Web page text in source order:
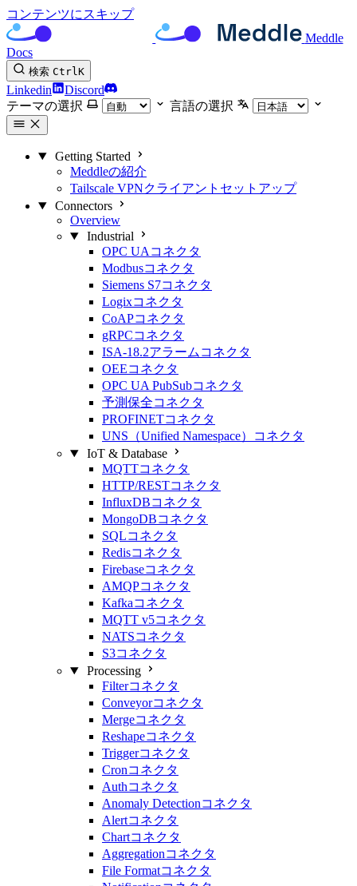
コンテンツにスキップ
Meddle
Docs
検索 CtrlK
Linkedin
Discord
テーマの選択
言語の選択
Getting Started
Meddleの紹介
Tailscale VPNクライアントセットアップ
Connectors
Overview
Industrial
OPC UAコネクタ
Modbusコネクタ
Siemens S7コネクタ
Logixコネクタ
CoAPコネクタ
gRPCコネクタ
ISA-18.2アラームコネクタ
OEEコネクタ
OPC UA PubSubコネクタ
予測保全コネクタ
PROFINETコネクタ
UNS（Unified Namespace）コネクタ
IoT & Database
MQTTコネクタ
HTTP/RESTコネクタ
InfluxDBコネクタ
MongoDBコネクタ
SQLコネクタ
Redisコネクタ
Firebaseコネクタ
AMQPコネクタ
Kafkaコネクタ
MQTT v5コネクタ
NATSコネクタ
S3コネクタ
Processing
Filterコネクタ
Conveyorコネクタ
Mergeコネクタ
Reshapeコネクタ
Triggerコネクタ
Cronコネクタ
Authコネクタ
Anomaly Detectionコネクタ
Alertコネクタ
Chartコネクタ
Aggregationコネクタ
File Formatコネクタ